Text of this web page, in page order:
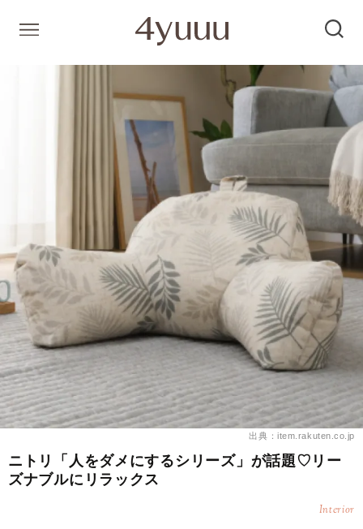
出典：item.rakuten.co.jp
ニトリ「人をダメにするシリーズ」が話題♡リー
ズナブルにリラックス
Interior